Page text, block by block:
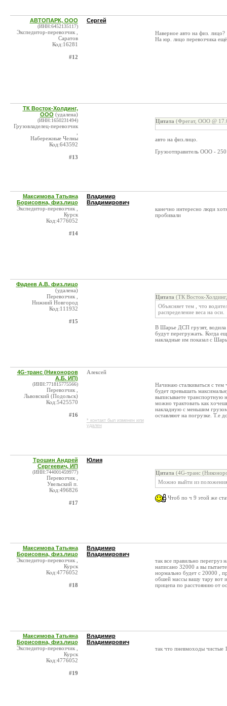
АВТОПАРК, ООО
(ИНН:6452135117)
Экспедитор-перевозчик ,
Саратов
Код:16281
#12
Сергей
Наверное авто на физ. лицо?
На юр. лицо перевозчика
ТК Восток-Холдинг,
ООО (удалена)
(ИНН:1650231494)
Грузовладелец-перевозчик
Набережные Челны
Код:643592
#13
Цитата (Фрегат, ООО @
авто на физ.лицо.
Грузоотправитель ООО -
Максимова Татьяна
Борисовна, физ.лицо
Экспедитор-перевозчик ,
Курск
Код:4776052
#14
Владимир
Владимирович
канечно интересно люди
пробивали
Фадеев А.В. физ.лицо
(удалена)
Перевозчик ,
Нижний Новгород
Код:111932
#15
Цитата (ТК Восток-
Объясняет тем , что
распределение веса на оси.
В Шарье ДСП грузят, водила
будут перегружать. Когда
накладные им показал с
4G-транс (Никоноров
А.Б. ИП)
(ИНН:771815775566)
Перевозчик ,
Львовский (Подольск)
Код:5425570
#16
Алексей
* контакт был изменен или
удален
Начинаю сталкиваться с тем
будет превышать
выписываете транспортную
можно трактовать как
накладную с меньшим
оставляют на погрузке. Т.е
Трошин Андрей
Сергеевич, ИП
(ИНН:744001459977)
Перевозчик ,
Увельский п.
Код:496826
#17
Юлия
Цитата (4G-транс
Можно выйти из
Чтоб по ч 9 этой же
Максимова Татьяна
Борисовна, физ.лицо
Экспедитор-перевозчик ,
Курск
Код:4776052
#18
Владимир
Владимирович
так все правильно перегруз
написано 32000 а вы
нормально будет с 20000 ,
обшей массы вашу тару вот
прицепа по расстоянию от
Максимова Татьяна
Борисовна, физ.лицо
Экспедитор-перевозчик ,
Курск
Код:4776052
#19
Владимир
Владимирович
так что пневмоходы чистые